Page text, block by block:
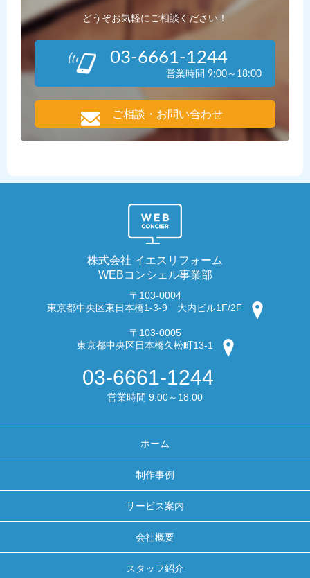
どうぞお気軽にご相談ください！
03-6661-1244
営業時間 9:00～18:00
ご相談・お問い合わせ
株式会社 イエスリフォーム
WEBコンシェル事業部
〒103-0004
東京都中央区東日本橋1-3-9 大内ビル1F/2F
〒103-0005
東京都中央区日本橋久松町13-1
03-6661-1244
営業時間 9:00～18:00
ホーム
制作事例
サービス案内
会社概要
スタッフ紹介